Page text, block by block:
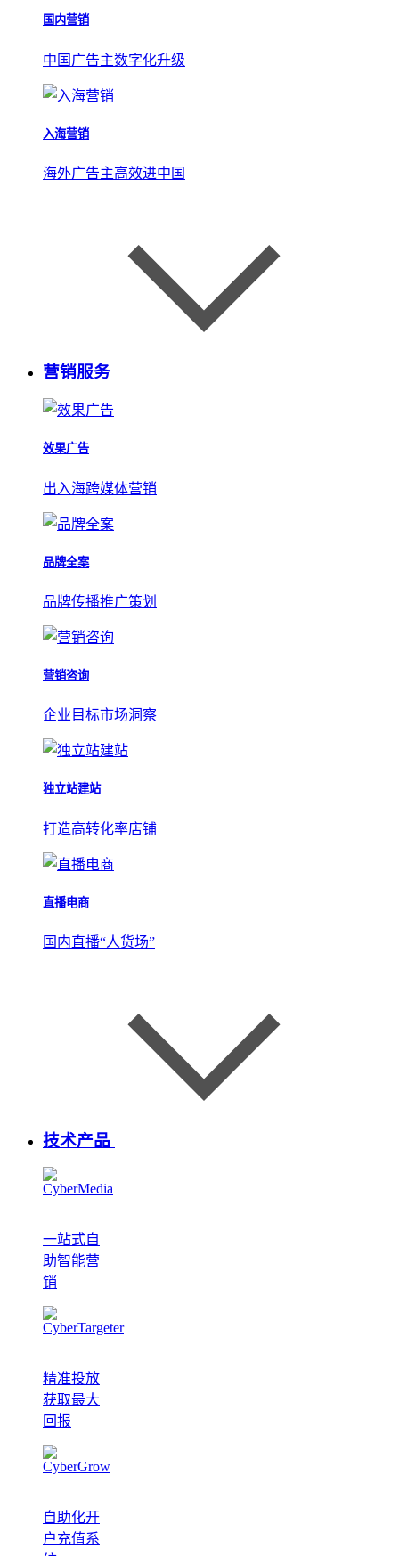
国内营销
中国广告主数字化升级
入海营销
海外广告主高效进中国
营销服务
效果广告
出入海跨媒体营销
品牌全案
品牌传播推广策划
营销咨询
企业目标市场洞察
独立站建站
打造高转化率店铺
直播电商
国内直播“人货场”
技术产品
一站式自
助智能营
销
精准投放
获取最大
回报
自助化开
户充值系